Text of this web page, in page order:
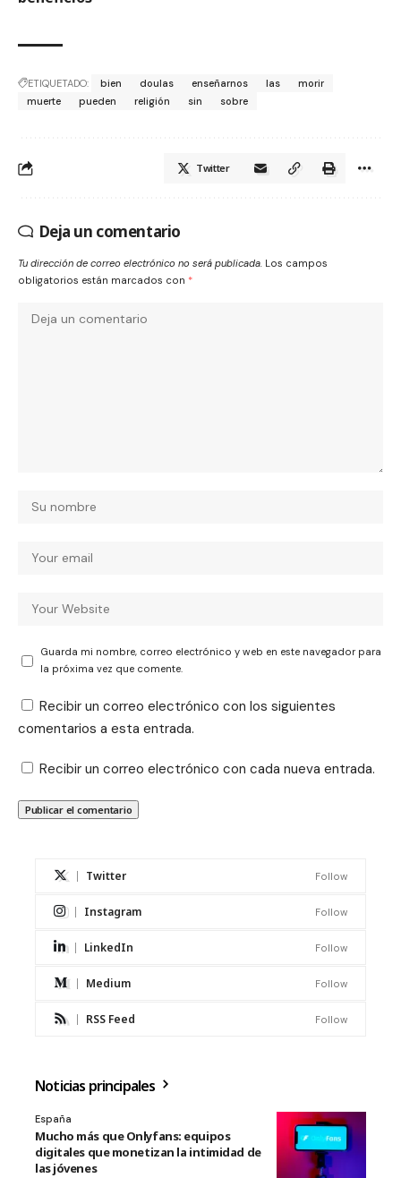
ETIQUETADO: bien doulas enseñarnos las
morir
muerte
pueden religión sin sobre
Twitter
Deja un comentario
Tu dirección de correo electrónico no será publicada. Los campos
obligatorios están marcados con *
Guarda mi nombre, correo electrónico y web en este navegador para
la próxima vez que comente.
Recibir un correo electrónico con los siguientes
comentarios a esta entrada.
Recibir un correo electrónico con cada nueva entrada.
Twitter Follow
Instagram Follow
LinkedIn Follow
Medium Follow
RSS Feed Follow
Noticias principales
España
Mucho más que Onlyfans: equipos
digitales que monetizan la intimidad de
las jóvenes